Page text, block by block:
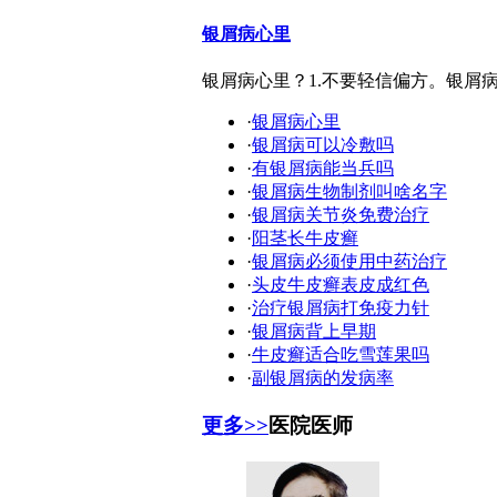
银屑病心里
银屑病心里？1.不要轻信偏方。银
·银屑病心里
·银屑病可以冷敷吗
·有银屑病能当兵吗
·银屑病生物制剂叫啥名字
·银屑病关节炎免费治疗
·阳茎长牛皮癣
·银屑病必须使用中药治疗
·头皮牛皮癣表皮成红色
·治疗银屑病打免疫力针
·银屑病背上早期
·牛皮癣适合吃雪莲果吗
·副银屑病的发病率
更多>>医院医师